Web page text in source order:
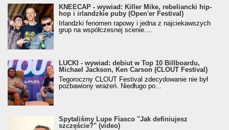
KNEECAP - wywiad: Killer Mike, rebeliancki hip-
hop i irlandzkie puby (Open'er Festival)
Irlandzki fenomen rapowy i jedna z najciekawszych
grup na współczesnej scenie....
LUCKI - wywiad: debiut w Top 10 Billboardu,
Michael Jackson, Ken Carson (CLOUT Festival)
Tegoroczny CLOUT Festival zdecydowanie nie był
pozbawiony wrażeń. Niedługo po...
Spytaliśmy Lupe Fiasco "Jak definiujesz
szczęście?" (video)